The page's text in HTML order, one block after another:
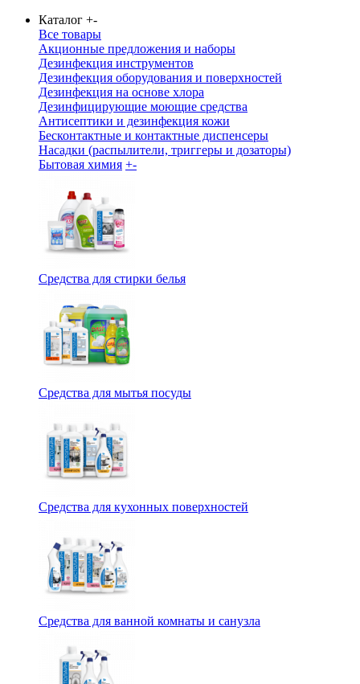
Каталог +-
Все товары
Акционные предложения и наборы
Дезинфекция инструментов
Дезинфекция оборудования и поверхностей
Дезинфекция на основе хлора
Дезинфицирующие моющие средства
Антисептики и дезинфекция кожи
Бесконтактные и контактные диспенсеры
Насадки (распылители, триггеры и дозаторы)
Бытовая химия +-
Средства для стирки белья
Средства для мытья посуды
Средства для кухонных поверхностей
Средства для ванной комнаты и санузла